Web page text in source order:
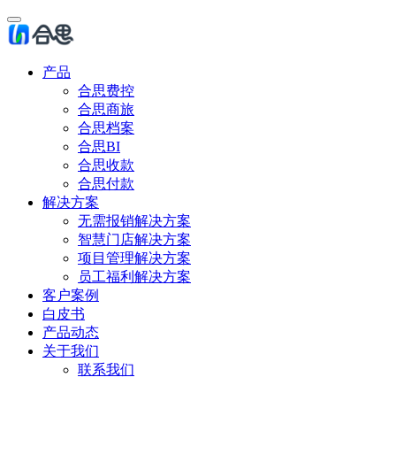
产品
合思费控
合思商旅
合思档案
合思BI
合思收款
合思付款
解决方案
无需报销解决方案
智慧门店解决方案
项目管理解决方案
员工福利解决方案
客户案例
白皮书
产品动态
关于我们
联系我们